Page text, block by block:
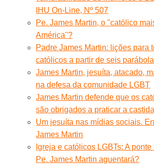
IHU On-Line, Nº 507
Pe. James Martin, o ''católico
América''?
Padre James Martin: lições para
católicos a partir de seis
James Martin, jesuíta, atacado,
na defesa da comunidade LGBT
James Martin defende que os
são obrigados a praticar a
Um jesuíta nas mídias sociais.
James Martin
Igreja e católicos LGBTs: A
Pe. James Martin aguentará?